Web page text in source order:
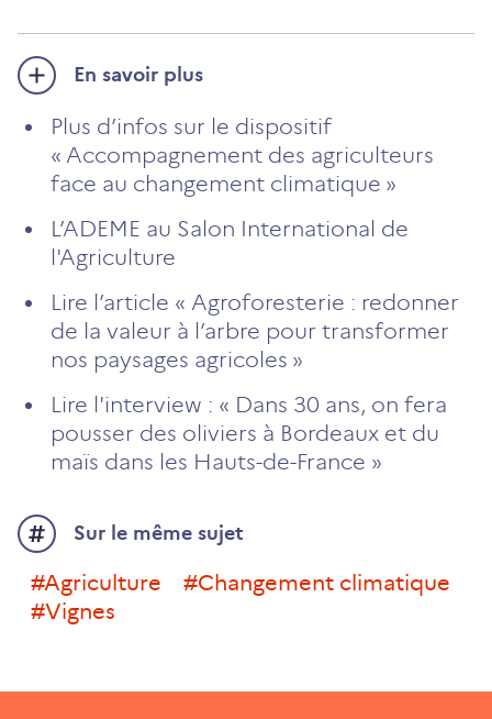
En savoir plus
Plus d’infos sur le dispositif
« Accompagnement des agriculteurs
face au changement climatique »
L’ADEME au Salon International de
l'Agriculture
Lire l’article « Agroforesterie : redonner
de la valeur à l’arbre pour transformer
nos paysages agricoles »
Lire l'interview : « Dans 30 ans, on fera
pousser des oliviers à Bordeaux et du
maïs dans les Hauts-de-France »
Sur le même sujet
#Agriculture
#changement climatique
#vignes